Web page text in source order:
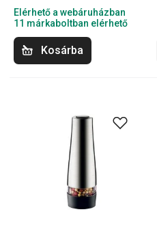
Elérhető a webáruházban
11 márkaboltban elérhető
Kosárba